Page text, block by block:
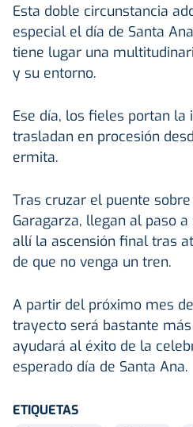
Esta doble circunstancia
especial el día de Santa
tiene lugar una
y su entorno.
Ese día, los fieles portan
trasladan en procesión
ermita.
Tras cruzar el puente
Garagarza, llegan al paso
allí la ascensión final tras
de que no venga un tren.
A partir del próximo mes
trayecto será bastante
ayudará al éxito de la
esperado día de Santa Ana.
ETIQUETAS